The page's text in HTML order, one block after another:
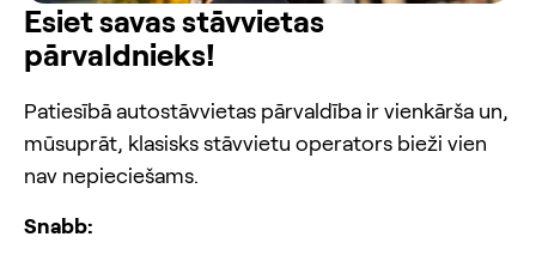
Esiet savas stāvvietas
pārvaldnieks!
Patiesībā autostāvvietas pārvaldība ir vienkārša un,
mūsuprāt, klasisks stāvvietu operators bieži vien
nav nepieciešams.
Snabb: